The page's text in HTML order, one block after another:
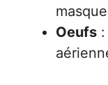
Oeufs